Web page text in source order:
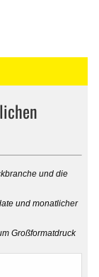
und die
und monatlicher
Großformatdruck